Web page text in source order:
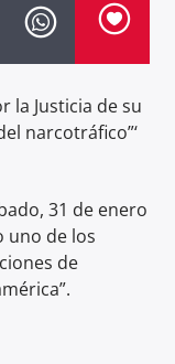
la Justicia de su
narcotráfico”‘
31 de enero
uno de los
de